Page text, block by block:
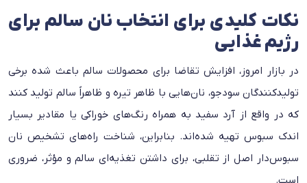
نکات کلیدی برای انتخاب نان سالم برای
رژیم غذایی
در بازار امروز، افزایش تقاضا برای محصولات سالم باعث شده برخی
تولیدکنندگان سودجو، نان‌هایی با ظاهر تیره و ظاهراً سالم تولید کنند
که در واقع از آرد سفید به همراه رنگ‌های خوراکی یا مقادیر بسیار
اندک سبوس تهیه شده‌اند. بنابراین، شناخت راه‌های تشخیص نان
سبوس‌دار اصل از تقلبی، برای داشتن تغذیه‌ای سالم و مؤثر، ضروری
است.